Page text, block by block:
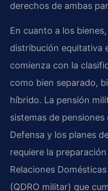
derechos de ambas
En cuanto a los
distribución equitativa
comienza con la
como bien separado,
híbrido. La pensión
sistemas de
Defensa y los planes
requiere la
Relaciones
(QDRO militar) que